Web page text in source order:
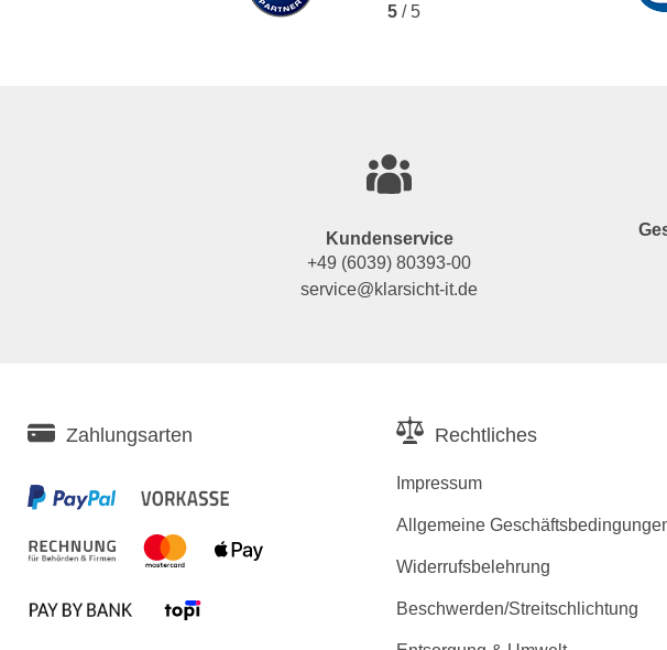
5/ 5
Kundenservice
+49 (6039) 80393-00
service@klarsicht-it.de
Zahlungsarten Rechtliches
Impressum
Allgemeine
Widerrufsbelehrung
Beschwerden/Streitschlichtung